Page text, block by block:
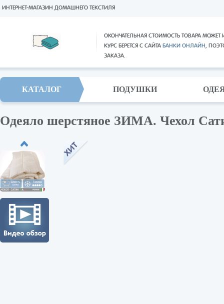
ОКОНЧАТЕЛЬНАЯ СТОИМОСТЬ ТОВАРА
КУРС БЕРЕТСЯ С САЙТА БАНКИ ОНЛАЙН,
ЗАКАЗА.
ИНТЕРНЕТ-МАГАЗИН ДОМАШНЕГО ТЕКСТИЛЯ
КАТАЛОГ ПОДУШКИ
Одеяло шерстяное ЗИМА. Чехол